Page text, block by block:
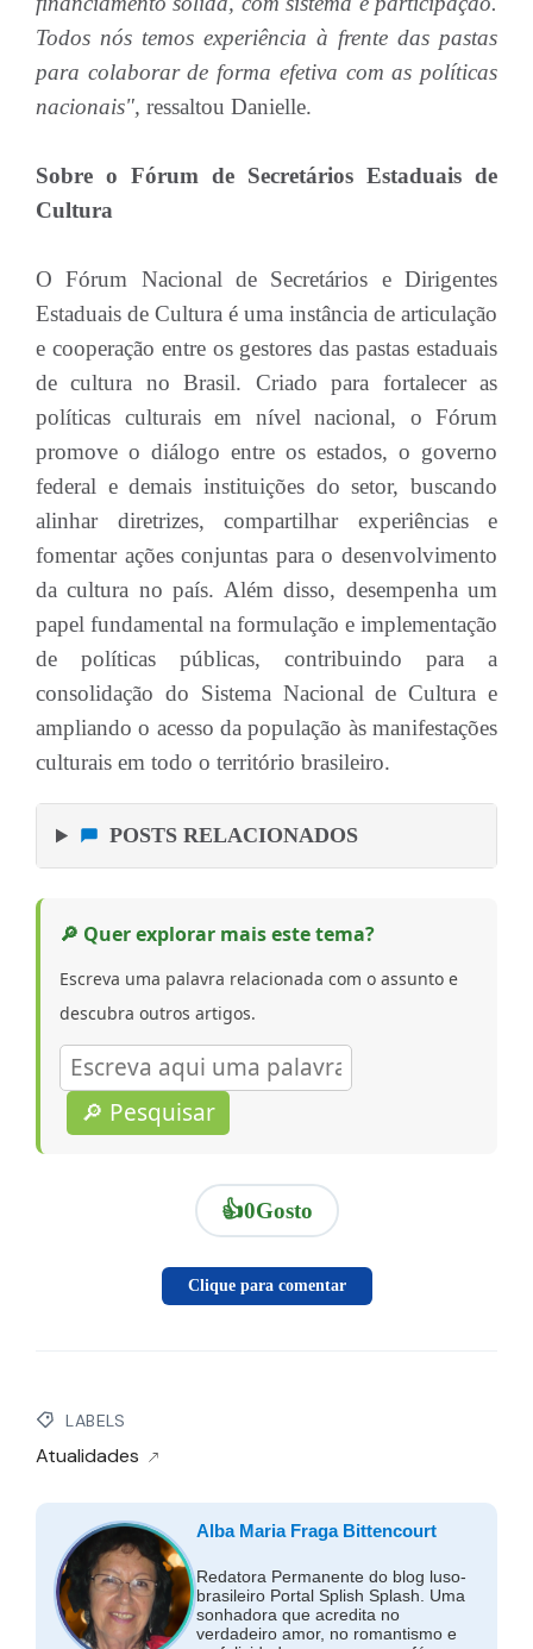
Todos nós temos experiência à frente das pastas
para colaborar de forma efetiva com as políticas
nacionais", ressaltou Danielle.
Sobre o Fórum de Secretários Estaduais de
Cultura
O Fórum Nacional de Secretários e Dirigentes
Estaduais de Cultura é uma instância de articulação
e cooperação entre os gestores das pastas estaduais
de cultura no Brasil. Criado para fortalecer as
políticas culturais em nível nacional, o Fórum
promove o diálogo entre os estados, o governo
federal e demais instituições do setor, buscando
alinhar diretrizes, compartilhar experiências e
fomentar ações conjuntas para o desenvolvimento
da cultura no país. Além disso, desempenha um
papel fundamental na formulação e implementação
de políticas públicas, contribuindo para a
consolidação do Sistema Nacional de Cultura e
ampliando o acesso da população às manifestações
culturais em todo o território brasileiro.
POSTS RELACIONADOS
🔎 Quer explorar mais este tema?
Escreva uma palavra relacionada com o assunto e
descubra outros artigos.
🔎 Pesquisar
👍0Gosto
Clique para comentar
LABELS
Atualidades
Alba Maria Fraga Bittencourt
Redatora Permanente do blog luso-
brasileiro Portal Splish Splash. Uma
sonhadora que acredita no
verdadeiro amor, no romantismo e